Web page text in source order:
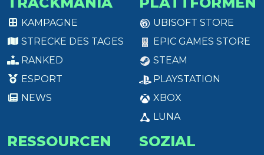
KAMPAGNE
STRECKE DES TAGES
RANKED
ESPORT
NEWS
UBISOFT STORE
EPIC GAMES STORE
STEAM
PLAYSTATION
XBOX
LUNA
RESSOURCEN SOZIAL